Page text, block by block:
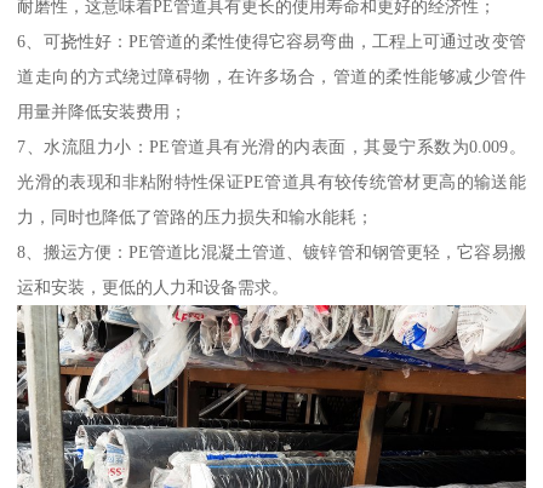
耐磨性，这意味着PE管道具有更长的使用寿命和更好的经济性；
6、可挠性好：PE管道的柔性使得它容易弯曲，工程上可通过改变管
道走向的方式绕过障碍物，在许多场合，管道的柔性能够减少管件
用量并降低安装费用；
7、水流阻力小：PE管道具有光滑的内表面，其曼宁系数为0.009。
光滑的表现和非粘附特性保证PE管道具有较传统管材更高的输送能
力，同时也降低了管路的压力损失和输水能耗；
8、搬运方便：PE管道比混凝土管道、镀锌管和钢管更轻，它容易搬
运和安装，更低的人力和设备需求。